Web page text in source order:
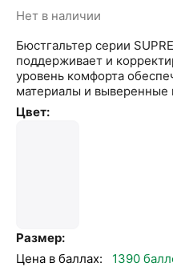
Нет в наличии
Бюстгальтер серии
поддерживает и
уровень комфорта
материалы и выверенные
Цвет:
Размер:
Цена в баллах:
1390